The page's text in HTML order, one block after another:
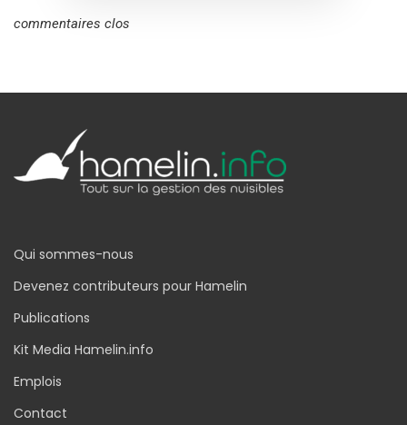
commentaires clos
Qui sommes-nous
Devenez contributeurs pour Hamelin
Publications
Kit Media Hamelin.info
Emplois
Contact